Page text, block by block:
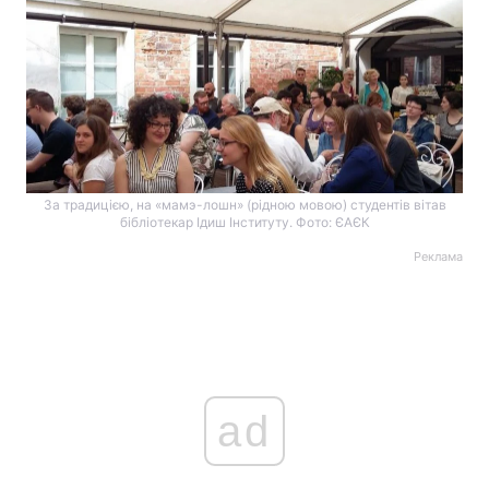
За традицією, на «мамэ-лошн» (рідною мовою) студентів вітав
бібліотекар Ідиш Інституту. Фото: ЄАЄК
Реклама
ad